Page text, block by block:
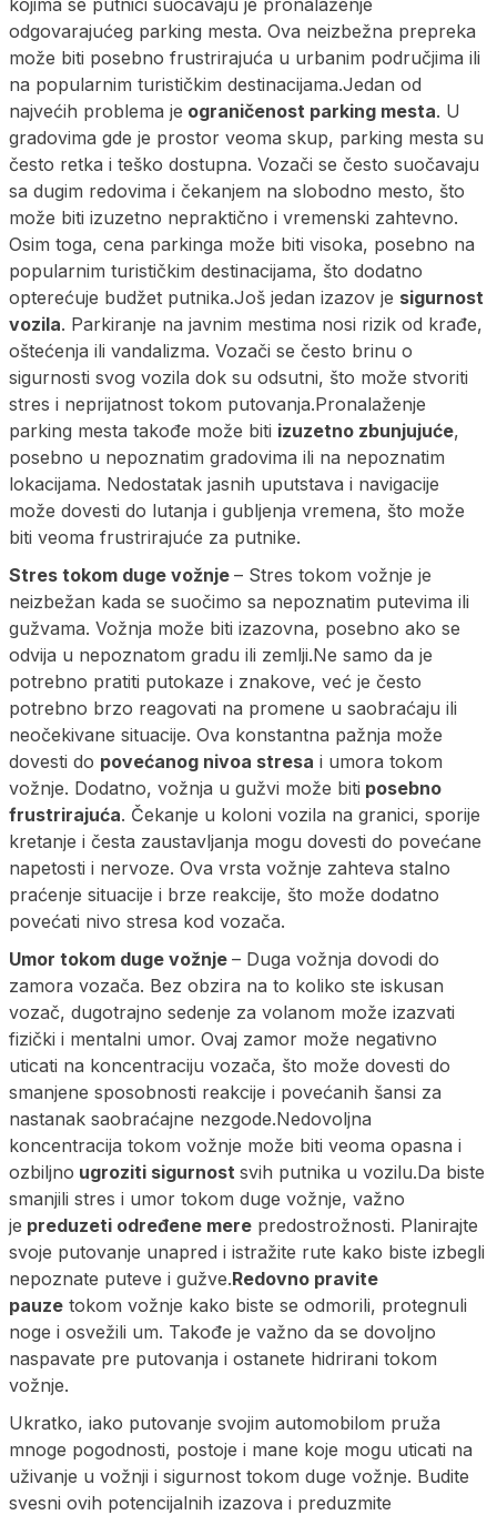
odgovarajućeg parking mesta. Ova neizbežna prepreka
može biti posebno frustrirajuća u urbanim područjima ili
na popularnim turističkim destinacijama.Jedan od
najvećih problema je ograničenost parking mesta. U
gradovima gde je prostor veoma skup, parking mesta su
često retka i teško dostupna. Vozači se često suočavaju
sa dugim redovima i čekanjem na slobodno mesto, što
može biti izuzetno nepraktično i vremenski zahtevno.
Osim toga, cena parkinga može biti visoka, posebno na
popularnim turističkim destinacijama, što dodatno
opterećuje budžet putnika.Još jedan izazov je sigurnost
vozila. Parkiranje na javnim mestima nosi rizik od krađe,
oštećenja ili vandalizma. Vozači se često brinu o
sigurnosti svog vozila dok su odsutni, što može stvoriti
stres i neprijatnost tokom putovanja.Pronalaženje
parking mesta takođe može biti izuzetno zbunjujuće,
posebno u nepoznatim gradovima ili na nepoznatim
lokacijama. Nedostatak jasnih uputstava i navigacije
može dovesti do lutanja i gubljenja vremena, što može
biti veoma frustrirajuće za putnike.
Stres tokom duge vožnje – Stres tokom vožnje je
neizbežan kada se suočimo sa nepoznatim putevima ili
gužvama. Vožnja može biti izazovna, posebno ako se
odvija u nepoznatom gradu ili zemlji.Ne samo da je
potrebno pratiti putokaze i znakove, već je često
potrebno brzo reagovati na promene u saobraćaju ili
neočekivane situacije. Ova konstantna pažnja može
dovesti do povećanog nivoa stresa i umora tokom
vožnje. Dodatno, vožnja u gužvi može biti posebno
frustrirajuća. Čekanje u koloni vozila na granici, sporije
kretanje i česta zaustavljanja mogu dovesti do povećane
napetosti i nervoze. Ova vrsta vožnje zahteva stalno
praćenje situacije i brze reakcije, što može dodatno
povećati nivo stresa kod vozača.
Umor tokom duge vožnje – Duga vožnja dovodi do
zamora vozača. Bez obzira na to koliko ste iskusan
vozač, dugotrajno sedenje za volanom može izazvati
fizički i mentalni umor. Ovaj zamor može negativno
uticati na koncentraciju vozača, što može dovesti do
smanjene sposobnosti reakcije i povećanih šansi za
nastanak saobraćajne nezgode.Nedovoljna
koncentracija tokom vožnje može biti veoma opasna i
ozbiljno ugroziti sigurnost svih putnika u vozilu.Da biste
smanjili stres i umor tokom duge vožnje, važno
je preduzeti određene mere predostrožnosti. Planirajte
svoje putovanje unapred i istražite rute kako biste izbegli
nepoznate puteve i gužve.Redovno pravite
pauze tokom vožnje kako biste se odmorili, protegnuli
noge i osvežili um. Takođe je važno da se dovoljno
naspavate pre putovanja i ostanete hidrirani tokom
vožnje.
Ukratko, iako putovanje svojim automobilom pruža
mnoge pogodnosti, postoje i mane koje mogu uticati na
uživanje u vožnji i sigurnost tokom duge vožnje. Budite
svesni ovih potencijalnih izazova i preduzmite